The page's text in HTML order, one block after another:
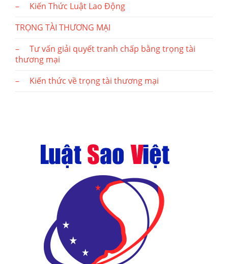
– Kiến Thức Luật Lao Động
TRỌNG TÀI THƯƠNG MẠI
– Tư vấn giải quyết tranh chấp bằng trọng tài
thương mại
– Kiến thức về trọng tài thương mại